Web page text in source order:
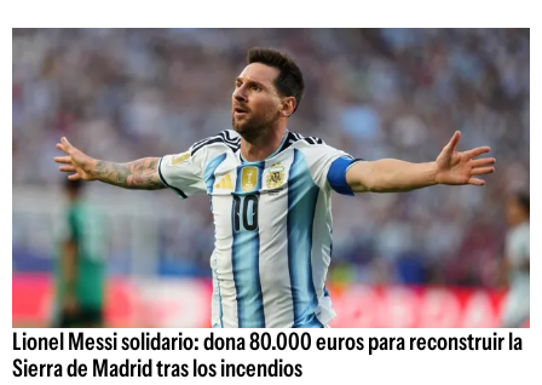
Lionel Messi solidario: dona 80.000 euros para reconstruir la
Sierra de Madrid tras los incendios